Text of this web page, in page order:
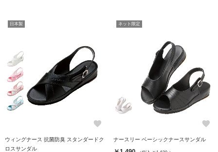
日本製
favorite
ウィングナース 抗菌防臭 スタンダードク
ロスサンダル
ネット限定
favorite
ナースリー ベーシックナースサンダル